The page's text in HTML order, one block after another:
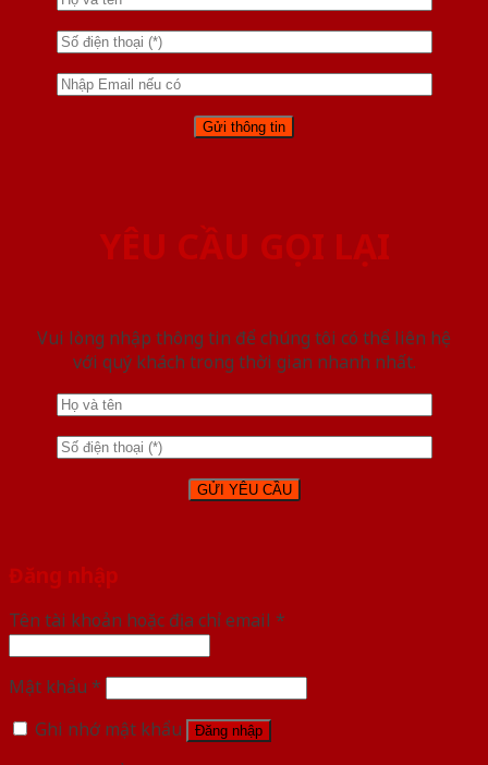
YÊU CẦU GỌI LẠI
Vui lòng nhập thông tin để chúng tôi có thể liên hệ
với quý khách trong thời gian nhanh nhất.
Đăng nhập
Tên tài khoản hoặc địa chỉ email *
Mật khẩu *
Ghi nhớ mật khẩu
Đăng nhập